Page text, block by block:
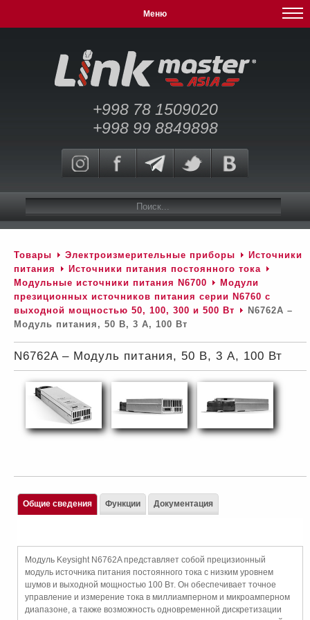
Меню
+998 78 1509020
+998 99 8849898
Товары Электроизмерительные приборы
Источники
питания
Источники питания постоянного тока
Модульные источники питания N6700
Модули
презиционных источников питания серии N6760 c
выходной мощностью 50, 100, 300 и 500 Вт
N6762A –
Модуль питания, 50 В, 3 А, 100 Вт
N6762A – Модуль питания, 50 В, 3 А, 100 Вт
Общие сведения
Модуль Keysight N6762A представляет собой прецизионный
модуль источника питания постоянного тока с низким уровнем
шумов и выходной мощностью 100 Вт. Он обеспечивает точное
управление и измерение тока в миллиамперном и микроамперном
диапазоне, а также возможность одновременной дискретизации
Функции Документация